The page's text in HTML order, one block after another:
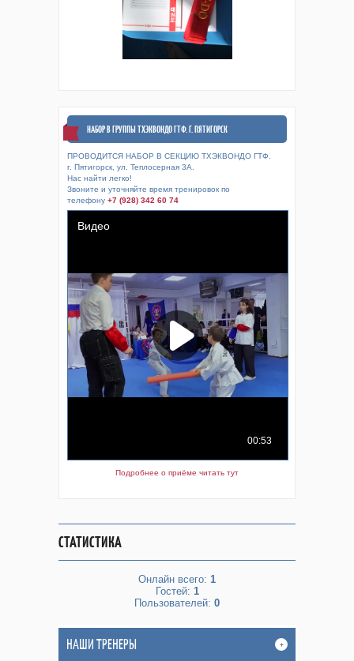
НАБОР В ГРУППЫ ТХЭКВОНДО ГТФ. Г. ПЯТИГОРСК
ПРОВОДИТСЯ НАБОР В СЕКЦИЮ ТХЭКВОНДО ГТФ.
г. Пятигорск, ул. Теплосерная 3А.
Нас найти легко!
Звоните и уточняйте время тренировок по
телефону +7 (928) 342 60 74
Подробнее о приёме читать тут
СТАТИСТИКА
Онлайн всего: 1
Гостей: 1
Пользователей: 0
НАШИ ТРЕНЕРЫ +